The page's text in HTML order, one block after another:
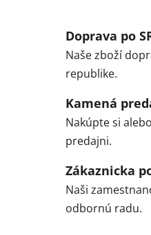
Doprava po
Naše zboží
republike.
Kamená
Nakúpte si
predajni.
Zákaznicka
Naši
odbornú radu.